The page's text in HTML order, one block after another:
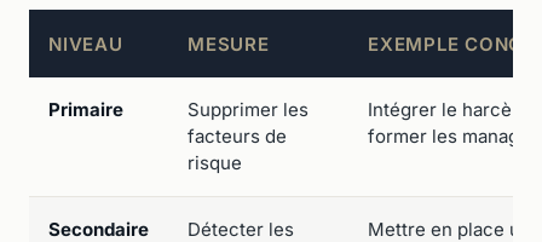
NIVEAU MESURE EXEMPLE
Primaire
Supprimer les
facteurs de
risque
Intégrer le
former les
Secondaire
Détecter les
Mettre en place un